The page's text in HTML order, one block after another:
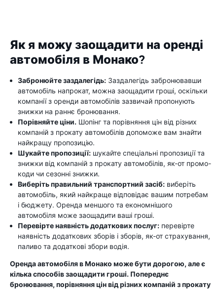
Як я можу заощадити на оренді
автомобіля в Монако?
Забронюйте заздалегідь: Заздалегідь забронювавши
автомобіль напрокат, можна заощадити гроші, оскільки
компанії з оренди автомобілів зазвичай пропонують
знижки на раннє бронювання.
Порівняйте ціни. Шопінг та порівняння цін від різних
компаній з прокату автомобілів допоможе вам знайти
найкращу пропозицію.
Шукайте пропозиції: шукайте спеціальні пропозиції та
знижки від компаній з прокату автомобілів, як-от промо-
коди чи сезонні знижки.
Виберіть правильний транспортний засіб: виберіть
автомобіль, який найкраще відповідає вашим потребам
і бюджету. Оренда меншого та економнішого
автомобіля може заощадити ваші гроші.
Перевірте наявність додаткових послуг: перевірте
наявність додаткових зборів і зборів, як-от страхування,
паливо та додаткові збори водія.
Оренда автомобіля в Монако може бути дорогою, але є
кілька способів заощадити гроші. Попереднє
бронювання, порівняння цін від різних компаній з прокату